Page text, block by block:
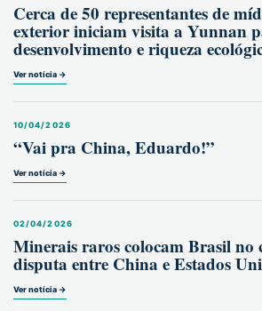
Cerca de 50 representantes de
exterior iniciam visita a Yunnan
desenvolvimento e riqueza
Ver notícia →
10/04/2026
“Vai pra China, Eduardo!”
Ver notícia →
02/04/2026
Minerais raros colocam Brasil no
disputa entre China e Estados
Ver notícia →